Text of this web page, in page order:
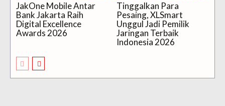
JakOne Mobile Antar
Bank Jakarta Raih
Digital Excellence
Awards 2026
Tinggalkan Para
Pesaing, XLSmart
Unggul Jadi Pemilik
Jaringan Terbaik
Indonesia 2026